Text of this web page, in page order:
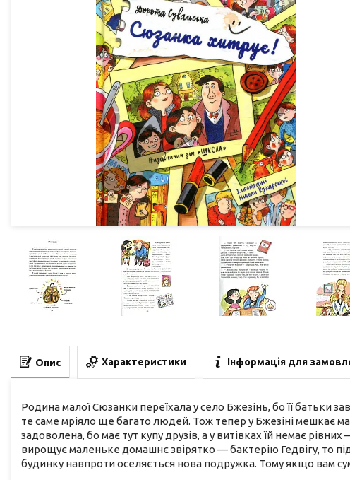
Опис Характеристики Інформація для
Родина малої Сюзанки переїхала у село Бжезінь, бо її батьки
те саме мріяло ще багато людей. Тож тепер у Бжезіні мешкає
задоволена, бо має тут купу друзів, а у витівках їй немає
вирощує маленьке домашнє звірятко — бактерію Гедвігу, то
будинку навпроти оселяється нова подружка. Тому якщо вам